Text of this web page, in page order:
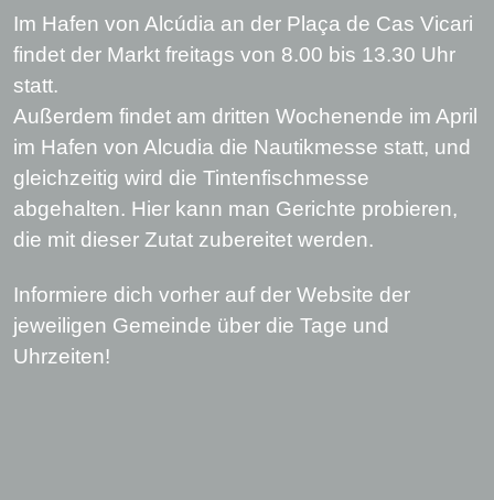
Im Hafen von Alcúdia an der Plaça de Cas Vicari
findet der Markt freitags von 8.00 bis 13.30 Uhr
statt.
Außerdem findet am dritten Wochenende im April
im Hafen von Alcudia die Nautikmesse statt, und
gleichzeitig wird die Tintenfischmesse
abgehalten. Hier kann man Gerichte probieren,
die mit dieser Zutat zubereitet werden.
Informiere dich vorher auf der Website der
jeweiligen Gemeinde über die Tage und
Uhrzeiten!